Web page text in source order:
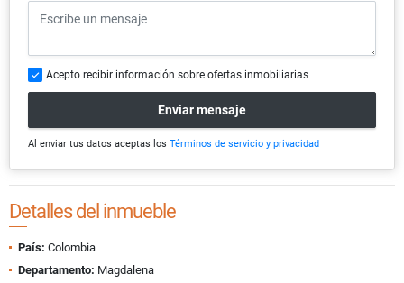
Acepto recibir información sobre ofertas inmobiliarias
Enviar mensaje
Al enviar tus datos aceptas los Términos de servicio y privacidad
Detalles del inmueble
País: Colombia
Departamento: Magdalena